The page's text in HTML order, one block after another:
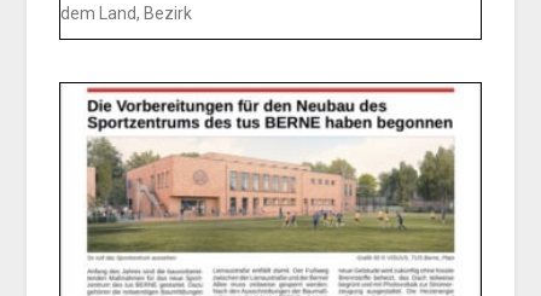
dem Land, Bezirk